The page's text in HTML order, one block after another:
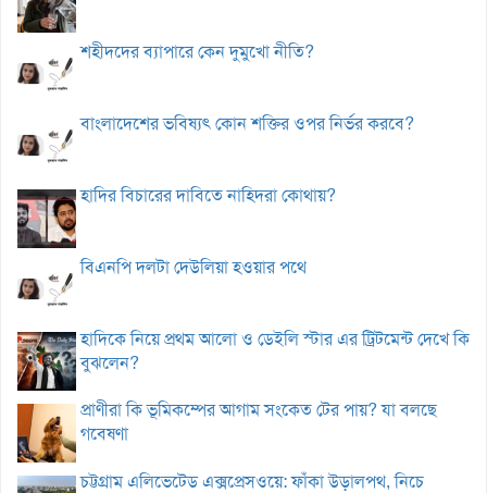
শহীদদের ব্যাপারে কেন দুমুখো নীতি?
বাংলাদেশের ভবিষ্যৎ কোন শক্তির ওপর নির্ভর করবে?
হাদির বিচারের দাবিতে নাহিদরা কোথায়?
বিএনপি দলটা দেউলিয়া হওয়ার পথে
হাদিকে নিয়ে প্রথম আলো ও ডেইলি স্টার এর ট্রিটমেন্ট দেখে কি
বুঝলেন?
প্রাণীরা কি ভূমিকম্পের আগাম সংকেত টের পায়? যা বলছে
গবেষণা
চট্টগ্রাম এলিভেটেড এক্সপ্রেসওয়ে: ফাঁকা উড়ালপথ, নিচে